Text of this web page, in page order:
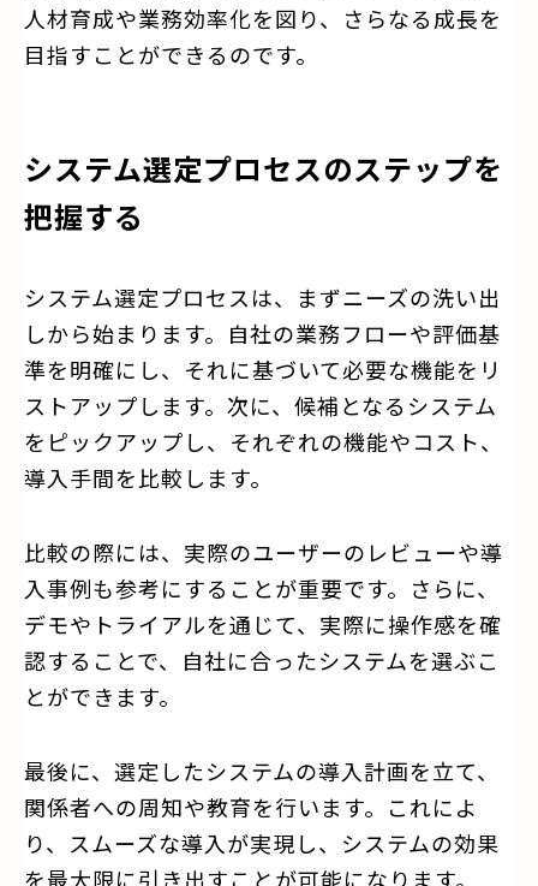
人材育成や業務効率化を図り、さらなる成長を
目指すことができるのです。
システム選定プロセスのステップを
把握する
システム選定プロセスは、まずニーズの洗い出
しから始まります。自社の業務フローや評価基
準を明確にし、それに基づいて必要な機能をリ
ストアップします。次に、候補となるシステム
をピックアップし、それぞれの機能やコスト、
導入手間を比較します。
比較の際には、実際のユーザーのレビューや導
入事例も参考にすることが重要です。さらに、
デモやトライアルを通じて、実際に操作感を確
認することで、自社に合ったシステムを選ぶこ
とができます。
最後に、選定したシステムの導入計画を立て、
関係者への周知や教育を行います。これによ
り、スムーズな導入が実現し、システムの効果
を最大限に引き出すことが可能になります。